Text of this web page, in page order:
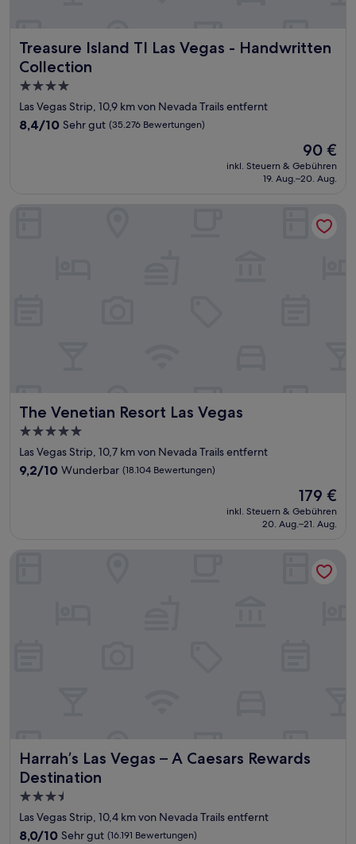
Treasure Island TI Las Vegas - Handwritten
Collection
Treasure Island TI Las Vegas - Handwritten Collection
4.0-
Sterne-
Unterkunft
Las Vegas Strip, 10,9 km von Nevada Trails entfernt
8.4
Bewertungen)
8,4/10 Sehr gut (35.276 Bewertungen)
Der
Preis
beträgt
90 €
inkl. Steuern & Gebühren
19. Aug.–20. Aug.
The Venetian Resort Las Vegas
The Venetian Resort Las Vegas
5.0-
Sterne-
Unterkunft
Las Vegas Strip, 10,7 km von Nevada Trails entfernt
9.2
9,2/10 Wunderbar (18.104 Bewertungen)
Der
Preis
beträgt
179 €
inkl. Steuern & Gebühren
20. Aug.–21. Aug.
The Venetian Resort Las Vegas
Harrah’s Las Vegas – A Caesars Rewards
Destination
Harrah’s Las Vegas – A Caesars Rewards Destination
3.5-
Sterne-
Unterkunft
Las Vegas Strip, 10,4 km von Nevada Trails entfernt
8.0
8,0/10 Sehr gut (16.191 Bewertungen)